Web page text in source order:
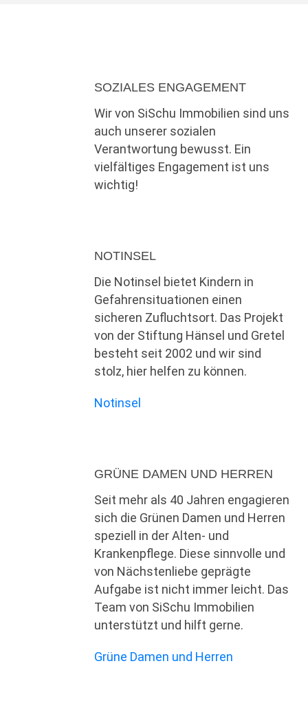
SOZIALES ENGAGEMENT
Wir von SiSchu Immobilien sind uns
auch unserer sozialen
Verantwortung bewusst. Ein
vielfältiges Engagement ist uns
wichtig!
NOTINSEL
Die Notinsel bietet Kindern in
Gefahrensituationen einen
sicheren Zufluchtsort. Das Projekt
von der Stiftung Hänsel und Gretel
besteht seit 2002 und wir sind
stolz, hier helfen zu können.
Notinsel
GRÜNE DAMEN UND HERREN
Seit mehr als 40 Jahren engagieren
sich die Grünen Damen und Herren
speziell in der Alten- und
Krankenpflege. Diese sinnvolle und
von Nächstenliebe geprägte
Aufgabe ist nicht immer leicht. Das
Team von SiSchu Immobilien
unterstützt und hilft gerne.
Grüne Damen und Herren